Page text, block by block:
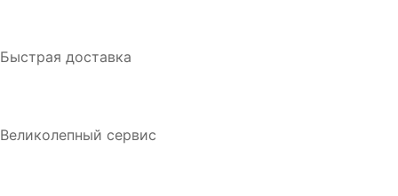
Быстрая доставка
Великолепный сервис